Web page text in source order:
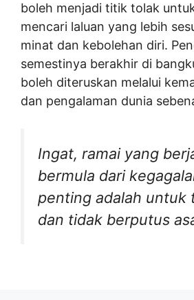
boleh menjadi titik tolak
mencari laluan yang lebih
minat dan kebolehan diri.
semestinya berakhir di
boleh diteruskan melalui
dan pengalaman dunia
Ingat, ramai yang
bermula dari
penting adalah untuk
dan tidak berputus